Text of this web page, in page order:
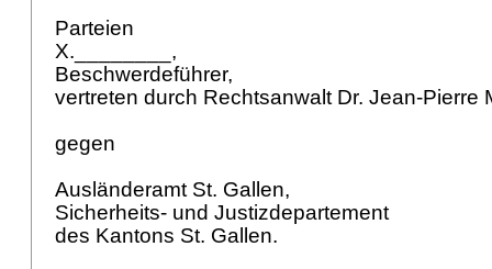
Parteien
X.________,
Beschwerdeführer,
vertreten durch Rechtsanwalt Dr. Jean-Pierre
gegen
Ausländeramt St. Gallen,
Sicherheits- und Justizdepartement
des Kantons St. Gallen.